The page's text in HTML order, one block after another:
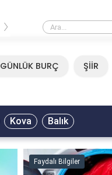
Mirkelam - Tavla Sözleri
›
GÜNLÜK BURÇ ŞİİR
Kova Balık
Faydalı Bilgiler